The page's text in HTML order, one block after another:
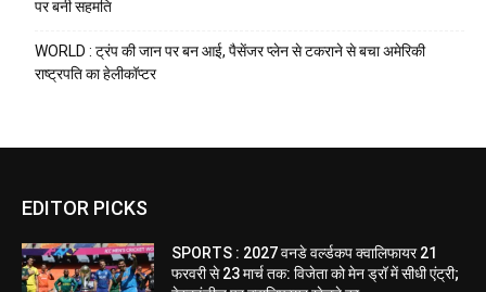
पर बनी सहमति
WORLD : ट्रंप की जान पर बन आई, पैसेंजर प्लेन से टकराने से बचा अमेरिकी
राष्ट्रपति का हेलीकॉप्टर
EDITOR PICKS
SPORTS : 2027 वनडे वर्ल्डकप क्वालिफायर 21
फरवरी से 23 मार्च तक: विजेता को मेन ड्रॉ में सीधी एंट्री;